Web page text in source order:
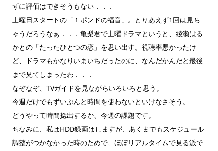
ずに評価はできそうもない．．．
土曜日スタートの「１ポンドの福音」。とりあえず1回は見ち
ゃうだろうなぁ．．．亀梨君で土曜ドラマというと、綾瀬はる
かとの「たったひとつの恋」を思い出す。視聴率悪かったけ
ど、ドラマもかなりいまいちだったのに、なんだかんだと最後
まで見てしまったわ．．．
なぞなぞ、TVガイドを見ながらいろいろと思う。
今週だけでもずいぶんと時間を使わないといけなさそう。
どうやって時間捻出するか、今週の課題です。
ちなみに、私はHDD録画はしますが、あくまでもスケジュール
調整がつかなかった時のためで、ほぼリアルタイムで見る派で